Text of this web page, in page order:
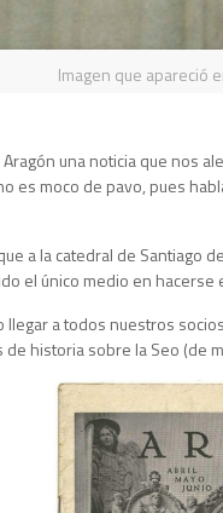
Imagen que apareció
una noticia que nos
es moco de pavo, pues
a la catedral de
el único medio en
a todos nuestros
de historia sobre la Seo